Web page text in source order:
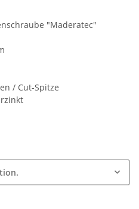
"Maderatec"
/ Cut-Spitze